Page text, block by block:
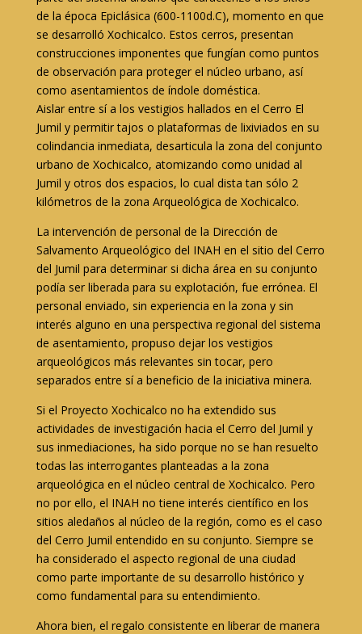
de la época Epiclásica (600-1100d.C), momento en que
se desarrolló Xochicalco. Estos cerros, presentan
construcciones imponentes que fungían como puntos
de observación para proteger el núcleo urbano, así
como asentamientos de índole doméstica.
Aislar entre sí a los vestigios hallados en el Cerro El
Jumil y permitir tajos o plataformas de lixiviados en su
colindancia inmediata, desarticula la zona del conjunto
urbano de Xochicalco, atomizando como unidad al
Jumil y otros dos espacios, lo cual dista tan sólo 2
kilómetros de la zona Arqueológica de Xochicalco.
La intervención de personal de la Dirección de
Salvamento Arqueológico del INAH en el sitio del Cerro
del Jumil para determinar si dicha área en su conjunto
podía ser liberada para su explotación, fue errónea. El
personal enviado, sin experiencia en la zona y sin
interés alguno en una perspectiva regional del sistema
de asentamiento, propuso dejar los vestigios
arqueológicos más relevantes sin tocar, pero
separados entre sí a beneficio de la iniciativa minera.
Si el Proyecto Xochicalco no ha extendido sus
actividades de investigación hacia el Cerro del Jumil y
sus inmediaciones, ha sido porque no se han resuelto
todas las interrogantes planteadas a la zona
arqueológica en el núcleo central de Xochicalco. Pero
no por ello, el INAH no tiene interés científico en los
sitios aledaños al núcleo de la región, como es el caso
del Cerro Jumil entendido en su conjunto. Siempre se
ha considerado el aspecto regional de una ciudad
como parte importante de su desarrollo histórico y
como fundamental para su entendimiento.
Ahora bien, el regalo consistente en liberar de manera